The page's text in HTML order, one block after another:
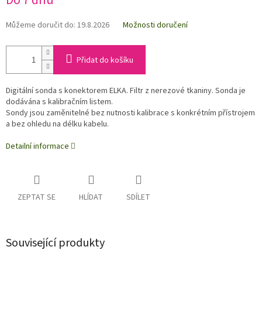
Můžeme doručit do: 19.8.2026 Možnosti doručení
Přidat do košíku
Digitální sonda s konektorem ELKA. Filtr z nerezové tkaniny. Sonda je
dodávána s kalibračním listem.
Sondy jsou zaměnitelné bez nutnosti kalibrace s konkrétním přístrojem
a bez ohledu na délku kabelu.
Detailní informace
ZEPTAT SE HLÍDAT SDÍLET
Související produkty